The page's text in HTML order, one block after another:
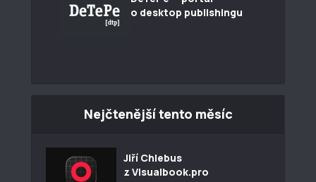
o desktop publishingu
Nejčtenější tento měsíc
Jiří Chlebus
z Visualbook.pro